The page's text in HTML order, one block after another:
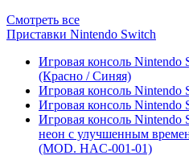
Смотреть все
Приставки Nintendo Switch
Игровая консоль
(Красно / Синяя)
Игровая консоль
Игровая консоль
Игровая консоль
неон с улучшенным
(MOD. HAC-001-01)